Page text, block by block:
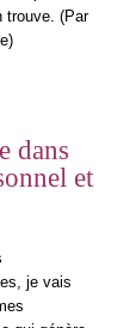
trouve. (Par
dans
et
je vais